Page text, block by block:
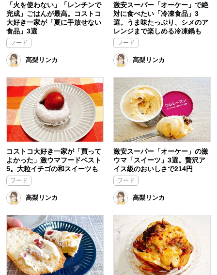
「火を使わない」「レンチンで
完成」ごはんが最高。コストコ
大好き一家が「夏に手放せない
食品」3選
フード
高梨リンカ
激安スーパー「オーケー」で絶
対に食べたい「冷凍食品」3
選。うま味たっぷり、シメのア
レンジまで楽しめる冷凍鍋も
フード
高梨リンカ
コストコ大好き一家が「買って
よかった」激ウマフードベスト
5。大粒イチゴの和スイーツも
フード
高梨リンカ
激安スーパー「オーケー」の激
ウマ「スイーツ」3選。贅沢ア
イス級のおいしさで214円
フード
高梨リンカ